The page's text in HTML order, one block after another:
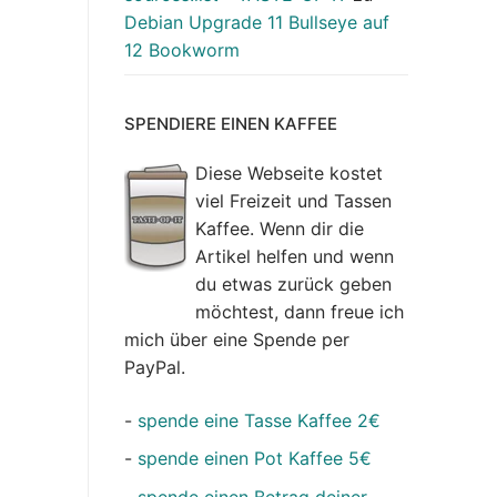
Debian Upgrade 11 Bullseye auf
12 Bookworm
SPENDIERE EINEN KAFFEE
Diese Webseite kostet
viel Freizeit und Tassen
Kaffee. Wenn dir die
Artikel helfen und wenn
du etwas zurück geben
möchtest, dann freue ich
mich über eine Spende per
PayPal.
- spende eine Tasse Kaffee 2€
- spende einen Pot Kaffee 5€